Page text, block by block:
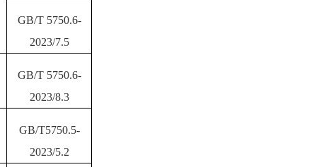
GB/T 5750.6-
2023/7.5
GB/T 5750.6-
2023/8.3
GB/T5750.5-
2023/5.2